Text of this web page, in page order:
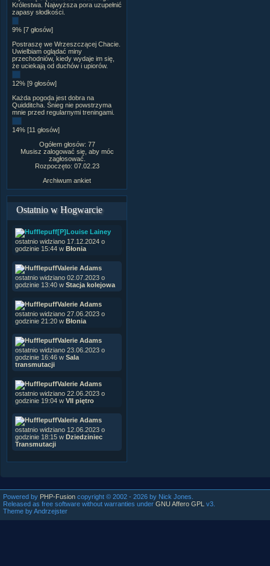
Królestwa. Najwyższa pora uzupełnić
zapasy słodkości.
9% [7 głosów]
Postraszę we Wrzeszczącej Chacie.
Uwielbiam oglądać miny
przechodniów, kiedy wydaje im się,
że uciekają od duchów i upiorów.
12% [9 głosów]
Każda pogoda jest dobra na
Quidditcha. Śnieg nie powstrzyma
mnie przed regularnymi treningami.
14% [11 głosów]
Ogółem głosów: 77
Musisz zalogować się, aby móc
zagłosować.
Rozpoczęto: 07.02.23
Archiwum ankiet
Ostatnio w Hogwarcie
[P]Louise Lainey
ostatnio widziano 17.12.2024 o
godzinie 15:44 w Błonia
Valerie Adams
ostatnio widziano 02.07.2023 o
godzinie 13:40 w Stacja kolejowa
Valerie Adams
ostatnio widziano 27.06.2023 o
godzinie 21:20 w Błonia
Valerie Adams
ostatnio widziano 23.06.2023 o
godzinie 16:46 w Sala
transmutacji
Valerie Adams
ostatnio widziano 22.06.2023 o
godzinie 19:04 w VII piętro
Valerie Adams
ostatnio widziano 12.06.2023 o
godzinie 18:15 w Dziedziniec
Transmutacji
Powered by PHP-Fusion copyright © 2002 - 2026 by Nick Jones.
Released as free software without warranties under GNU Affero GPL
v3.
Theme by Andrzejster